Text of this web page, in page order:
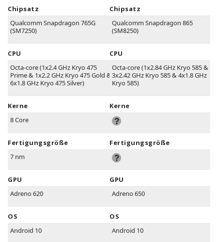
Chipsatz
Qualcomm Snapdragon 765G
(SM7250)
CPU
Octa-core (1x2.4 GHz Kryo 475
Prime & 1x2.2 GHz Kryo 475 Gold &
6x1.8 GHz Kryo 475 Silver)
Kerne
8 Core
Fertigungsgröße
7 nm
GPU
Adreno 620
OS
Android 10
Chipsatz
Qualcomm Snapdragon 865
(SM8250)
CPU
Octa-core (1x2.84 GHz Kryo 585 &
3x2.42 GHz Kryo 585 & 4x1.8 GHz
Kryo 585)
Kerne
Fertigungsgröße
GPU
Adreno 650
OS
Android 10